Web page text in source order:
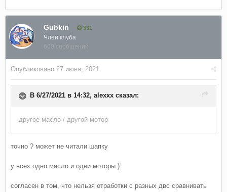
Gubkin 331
Член клуба
660 сообщений
Опубликовано 27 июня, 2021
В 6/27/2021 в 14:32, alexxx сказал:
другое масло / другой мотор
точно ? может не читали шапку
у всех одно масло и одни моторы )
согласен в том, что нельзя отработки с разных двс сравнивать